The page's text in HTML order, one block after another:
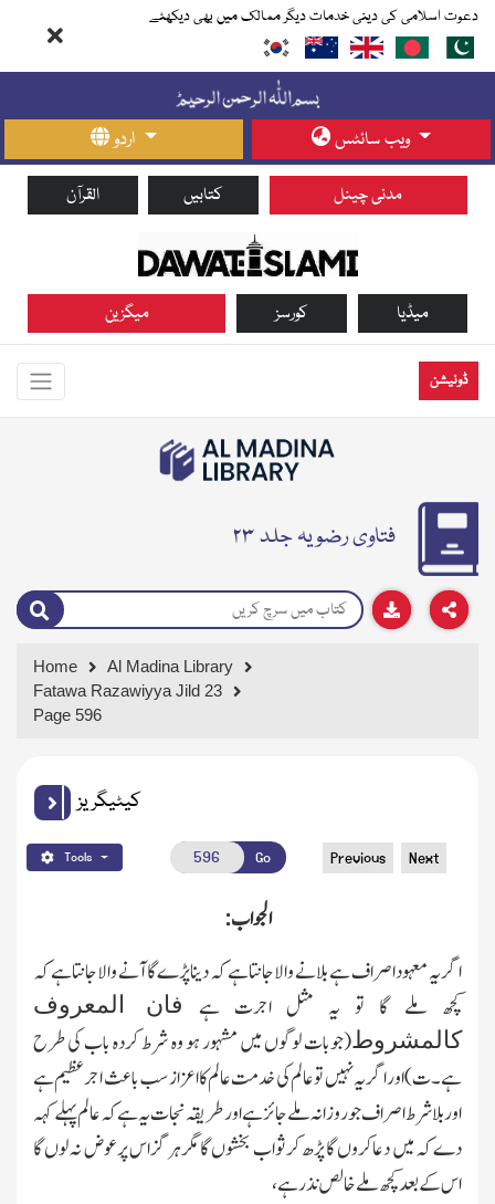
دعوت اسلامی کی دینی خدمات دیگر ممالک میں بھی دیکھئے
اردو ویب سائٹس
القرآن کتابیں مدنی چینل
میگزین کورسز میڈیا
ڈونیشن
فتاوی رضویہ جلد ۲۳
Home
Al Madina Library
Fatawa Razawiyya Jild 23
Page 596
کیٹیگریز
Tools Go Previous Next
الجواب:
اگر یہ معہود اصراف ہے بلانے والاجانتاہے کہ دیناپڑے گا آنے والاجانتاہے کہ
کچھ ملے گا تو یہ مثل اجرت ہے
فان المعروف
کالمشروط(جوبات لوگوں میں مشہور ہو وہ شرط کردہ باب کی طرح
ہے۔ت)اور اگر یہ نہیں تو عالم کی خدمت عالم کااعزاز سب باعث اجرعظیم ہے
اور بلاشرط اصراف جوروزانہ ملے جائزہے اور طریقہ نجات یہ ہے کہ عالم پہلے کہہ
دے کہ میں دعاکروں گا پڑھ کر ثواب بخشوں گا مگرہرگز اس پرعوض نہ لوں گا
اس کے بعد کچھ ملے خالص نذرہے،